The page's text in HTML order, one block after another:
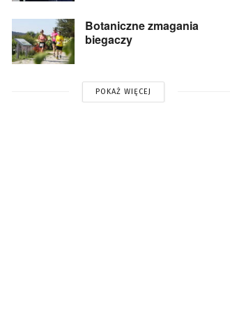
Botaniczne zmagania
biegaczy
POKAŻ WIĘCEJ